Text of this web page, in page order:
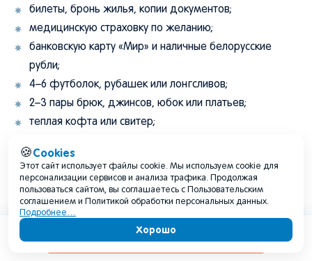
билеты, бронь жилья, копии документов;
медицинскую страховку по желанию;
банковскую карту «Мир» и наличные белорусские
рубли;
4–6 футболок, рубашек или лонгсливов;
2–3 пары брюк, джинсов, юбок или платьев;
теплая кофта или свитер;
зонт или дождевик;
удобные кроссовки или ботинки;
запасная обувь по сезону;
белье и носки на каждый день + запас;
комплект одежды для ресторана, театра, концерта
или фотосессии;
Содержание
🍪Cookies
Этот сайт использует файлы cookie. Мы используем cookie для
персонализации сервисов и анализа трафика. Продолжая
пользоваться сайтом, вы соглашаетесь с Пользовательским
соглашением и Политикой обработки персональных данных.
Подробнее…
Хорошо